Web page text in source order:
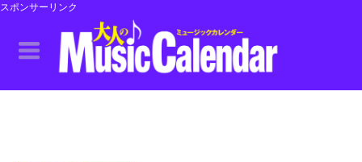
スポンサーリンク